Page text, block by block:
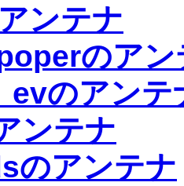
ンテナ
のアン
のアンテ
ンテナ
のアンテナ